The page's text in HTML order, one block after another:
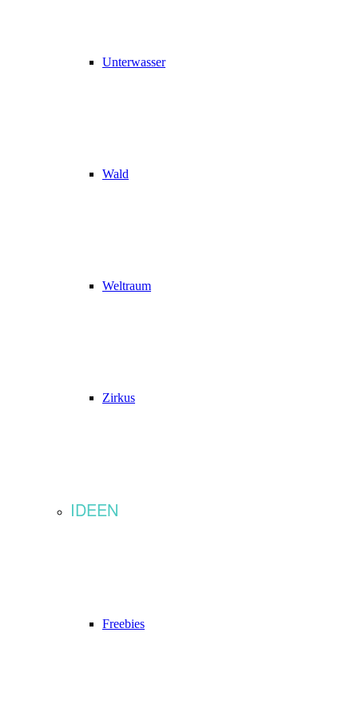
Unterwasser
Wald
Weltraum
Zirkus
IDEEN
Freebies